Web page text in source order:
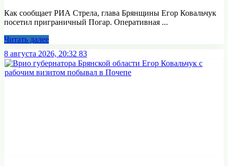
Как сообщает РИА Стрела, глава Брянщины Егор Ковальчук
посетил приграничный Погар. Оперативная ...
Читать далее
8 августа 2026, 20:32 83